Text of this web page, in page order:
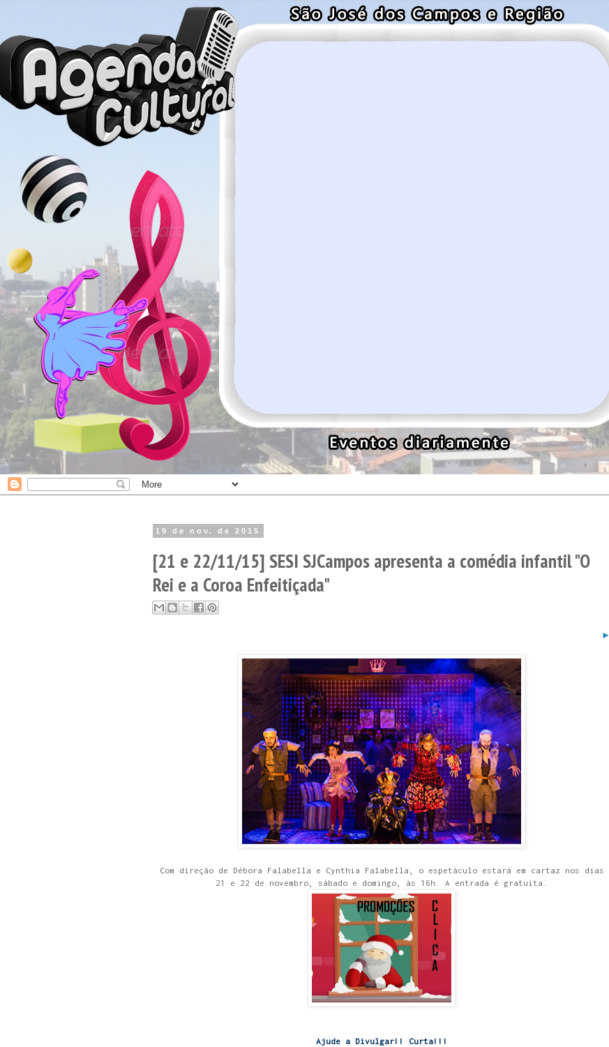
19 de nov. de 2015
[21 e 22/11/15] SESI SJCampos apresenta a comédia infantil "O
Rei e a Coroa Enfeitiçada"
►
Com direção de Débora Falabella e Cynthia Falabella, o espetáculo estará em cartaz nos dias
21 e 22 de novembro, sábado e domingo, às 16h. A entrada é gratuita.
Ajude a Divulgar!! Curta!!!